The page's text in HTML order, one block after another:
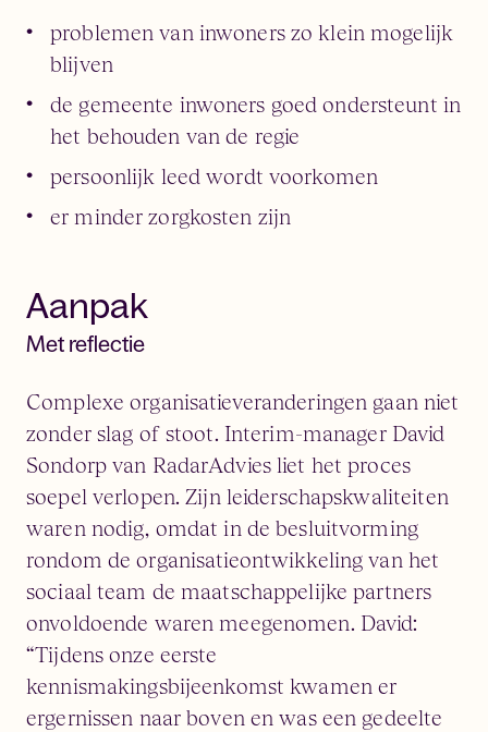
problemen van inwoners zo klein mogelijk
blijven
de gemeente inwoners goed ondersteunt in
het behouden van de regie
persoonlijk leed wordt voorkomen
er minder zorgkosten zijn
Aanpak
Met reflectie
Complexe organisatieveranderingen gaan niet
zonder slag of stoot. Interim-manager David
Sondorp van RadarAdvies liet het proces
soepel verlopen. Zijn leiderschapskwaliteiten
waren nodig, omdat in de besluitvorming
rondom de organisatieontwikkeling van het
sociaal team de maatschappelijke partners
onvoldoende waren meegenomen. David:
“Tijdens onze eerste
kennismakingsbijeenkomst kwamen er
ergernissen naar boven en was een gedeelte